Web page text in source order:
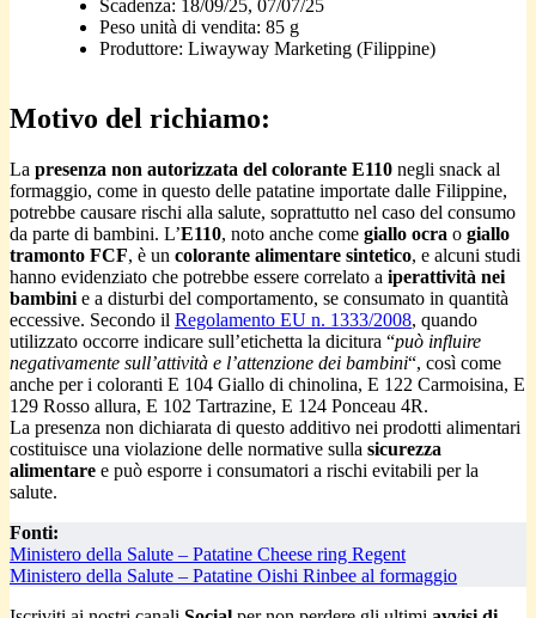
Scadenza: 18/09/25, 07/07/25
Peso unità di vendita: 85 g
Produttore: Liwayway Marketing (Filippine)
Motivo del richiamo:
La presenza non autorizzata del colorante E110 negli snack al
formaggio, come in questo delle patatine importate dalle Filippine,
potrebbe causare rischi alla salute, soprattutto nel caso del consumo
da parte di bambini. L’E110, noto anche come giallo ocra o giallo
tramonto FCF, è un colorante alimentare sintetico, e alcuni studi
hanno evidenziato che potrebbe essere correlato a iperattività nei
bambini e a disturbi del comportamento, se consumato in quantità
eccessive. Secondo il Regolamento EU n. 1333/2008, quando
utilizzato occorre indicare sull’etichetta la dicitura “può influire
negativamente sull’attività e l’attenzione dei bambini“, così come
anche per i coloranti E 104 Giallo di chinolina, E 122 Carmoisina, E
129 Rosso allura, E 102 Tartrazine, E 124 Ponceau 4R.
La presenza non dichiarata di questo additivo nei prodotti alimentari
costituisce una violazione delle normative sulla sicurezza
alimentare e può esporre i consumatori a rischi evitabili per la
salute.
Fonti:
Ministero della Salute – Patatine Cheese ring Regent
Ministero della Salute – Patatine Oishi Rinbee al formaggio